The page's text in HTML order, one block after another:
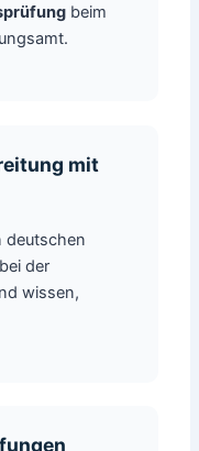
beim
mit
deutschen
der
wissen,